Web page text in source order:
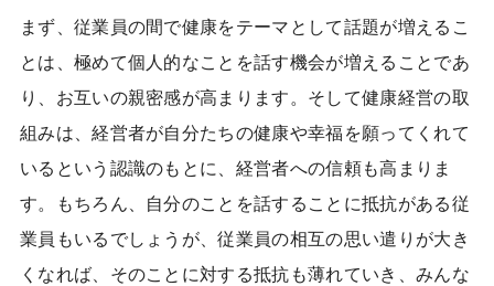
まず、従業員の間で健康をテーマとして話題が増えるこ
とは、極めて個人的なことを話す機会が増えることであ
り、お互いの親密感が高まります。そして健康経営の取
組みは、経営者が自分たちの健康や幸福を願ってくれて
いるという認識のもとに、経営者への信頼も高まりま
す。もちろん、自分のことを話することに抵抗がある従
業員もいるでしょうが、従業員の相互の思い遣りが大き
くなれば、そのことに対する抵抗も薄れていき、みんな